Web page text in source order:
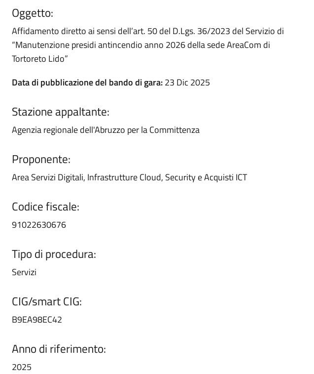
Oggetto:
Affidamento diretto ai sensi dell’art. 50 del D.Lgs. 36/2023 del Servizio di
“Manutenzione presidi antincendio anno 2026 della sede AreaCom di
Tortoreto Lido”
Data di pubblicazione del bando di gara:23 Dic 2025
Stazione appaltante:
Agenzia regionale dell'Abruzzo per la Committenza
Proponente:
Area Servizi Digitali, Infrastrutture Cloud, Security e Acquisti ICT
Codice fiscale:
91022630676
Tipo di procedura:
Servizi
CIG/smart CIG:
B9EA98EC42
Anno di riferimento:
2025